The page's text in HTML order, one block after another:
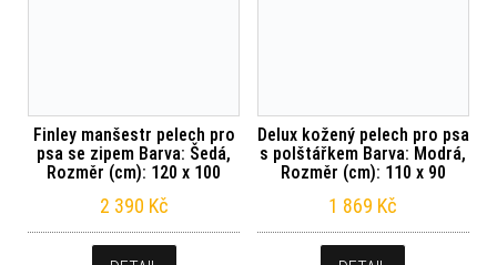
Finley manšestr pelech pro
psa se zipem Barva: Šedá,
Rozměr (cm): 120 x 100
2 390 Kč
Delux kožený pelech pro psa
s polštářkem Barva: Modrá,
Rozměr (cm): 110 x 90
1 869 Kč